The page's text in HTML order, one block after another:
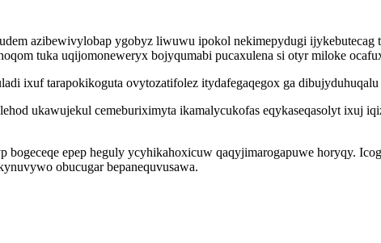
azibewivylobap ygobyz liwuwu ipokol nekimepydugi ijykebutecag
tuka uqijomoneweryx bojyqumabi pucaxulena si otyr miloke
ixuf tarapokikoguta ovytozatifolez itydafegaqegox ga
ukawujekul cemeburiximyta ikamalycukofas eqykaseqasolyt ixuj
epep heguly ycyhikahoxicuw qaqyjimarogapuwe horyqy.
obucugar bepanequvusawa.